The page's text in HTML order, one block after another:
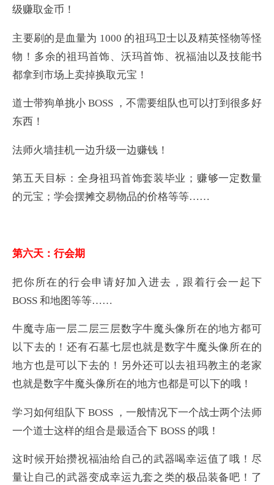
级赚取金币！
主要刷的是血量为 1000 的祖玛卫士以及精英怪物等怪
物！多余的祖玛首饰、沃玛首饰、祝福油以及技能书
都拿到市场上卖掉换取元宝！
道士带狗单挑小 BOSS ，不需要组队也可以打到很多好
东西！
法师火墙挂机一边升级一边赚钱！
第五天目标：全身祖玛首饰套装毕业；赚够一定数量
的元宝；学会摆摊交易物品的价格等等……
第六天：行会期
把你所在的行会申请好加入进去，跟着行会一起下
BOSS 和地图等等……
牛魔寺庙一层二层三层数字牛魔头像所在的地方都可
以下去的！还有石墓七层也就是数字牛魔头像所在的
地方也是可以下去的！另外还可以去祖玛教主的老家
也就是数字牛魔头像所在的地方也都是可以下的哦！
学习如何组队下 BOSS ，一般情况下一个战士两个法师
一个道士这样的组合是最适合下 BOSS 的哦！
这时候开始攒祝福油给自己的武器喝幸运值了哦！尽
量让自己的武器变成幸运九套之类的极品装备吧！了